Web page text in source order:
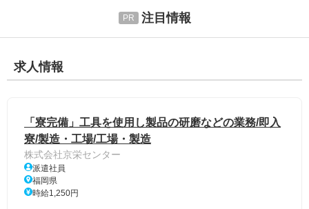
注目情報
求人情報
「寮完備」工具を使用し製品の研磨などの業務/即入
寮/製造・工場/工場・製造
株式会社京栄センター
派遣社員
福岡県
時給1,250円